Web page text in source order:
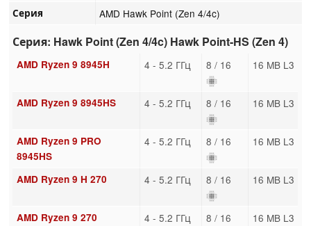
Серия AMD Hawk Point (Zen 4/4c)
Серия: Hawk Point (Zen 4/4c) Hawk Point-HS (Zen 4)
AMD Ryzen 9 8945H 4 - 5.2 ГГц 8 / 16 16 MB L3
AMD Ryzen 9 8945HS 4 - 5.2 ГГц 8 / 16 16 MB L3
AMD Ryzen 9 PRO
8945HS
4 - 5.2 ГГц 8 / 16 16 MB L3
AMD Ryzen 9 H 270 4 - 5.2 ГГц 8 / 16 16 MB L3
AMD Ryzen 9 270 4 - 5.2 ГГц 8 / 16 16 MB L3